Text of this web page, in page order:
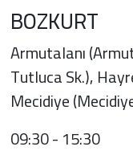
BOZKURT
Armutalanı
Tutluca Sk.),
Mecidiye
09:30 - 15:30